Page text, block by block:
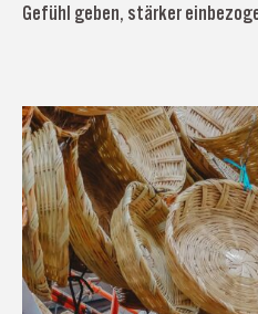
Gefühl geben, stärker